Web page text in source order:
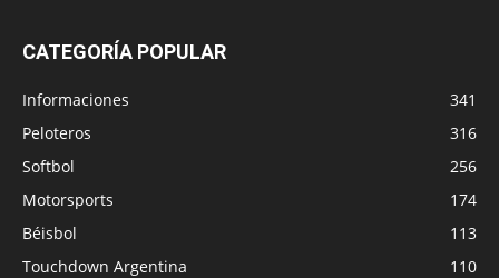
CATEGORÍA POPULAR
Informaciones
341
Peloteros
316
Softbol
256
Motorsports
174
Béisbol
113
Touchdown Argentina
110